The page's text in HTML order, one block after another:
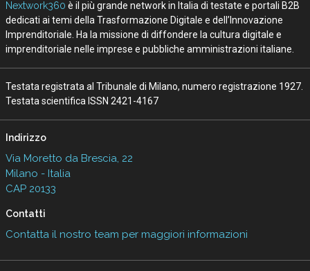
Nextwork360 è il più grande network in Italia di testate e portali B2B
dedicati ai temi della Trasformazione Digitale e dell’Innovazione
Imprenditoriale. Ha la missione di diffondere la cultura digitale e
imprenditoriale nelle imprese e pubbliche amministrazioni italiane.
Testata registrata al Tribunale di Milano, numero registrazione 1927.
Testata scientifica ISSN 2421-4167
Indirizzo
Via Moretto da Brescia, 22
Milano - Italia
CAP 20133
Contatti
Contatta il nostro team per maggiori informazioni